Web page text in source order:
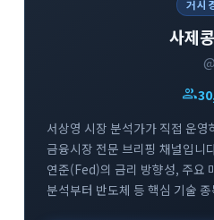
거시
사제
group
서상영 시장 분석가가 직접 운
금융시장 전문 브리핑 채널입니
연준(Fed)의 금리 방향성, 주요
분석부터 반도체 등 핵심 기술